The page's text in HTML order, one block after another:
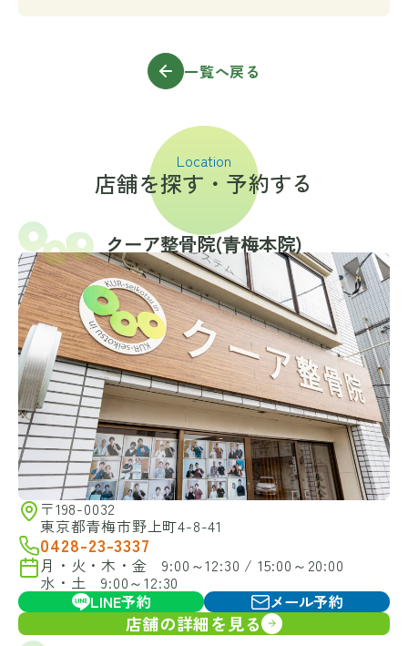
一覧へ戻る
Location
店舗を探す・予約する
クーア整骨院(⻘梅本院)
〒198-0032
東京都青梅市野上町4-8-41
0428-23-3337
月・火・木・金 9:00～12:30 / 15:00～20:00
水・土 9:00～12:30
LINE予約
メール予約
店舗の詳細を見る